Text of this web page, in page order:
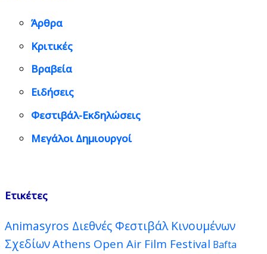
Άρθρα
Κριτικές
Βραβεία
Ειδήσεις
Φεστιβάλ-Εκδηλώσεις
Μεγάλοι Δημιουργοί
Ετικέτες
Animasyros Διεθνές Φεστιβάλ Κινουμένων
ΣχεδίωνAthens Open Air Film Festival Bafta